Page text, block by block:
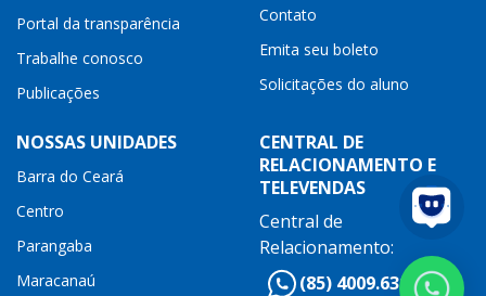
Portal da transparência
Trabalhe conosco
Publicações
Contato
Emita seu boleto
Solicitações do aluno
NOSSAS UNIDADES
Barra do Ceará
Centro
Parangaba
Maracanaú
CENTRAL DE
RELACIONAMENTO E
TELEVENDAS
Central de
Relacionamento:
(85) 4009.6300